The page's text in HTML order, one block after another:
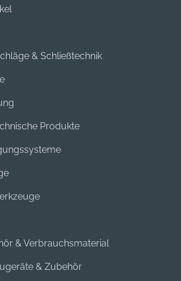
& Schließtechnik
Produkte
& Verbrauchsmaterial
& Zubehör